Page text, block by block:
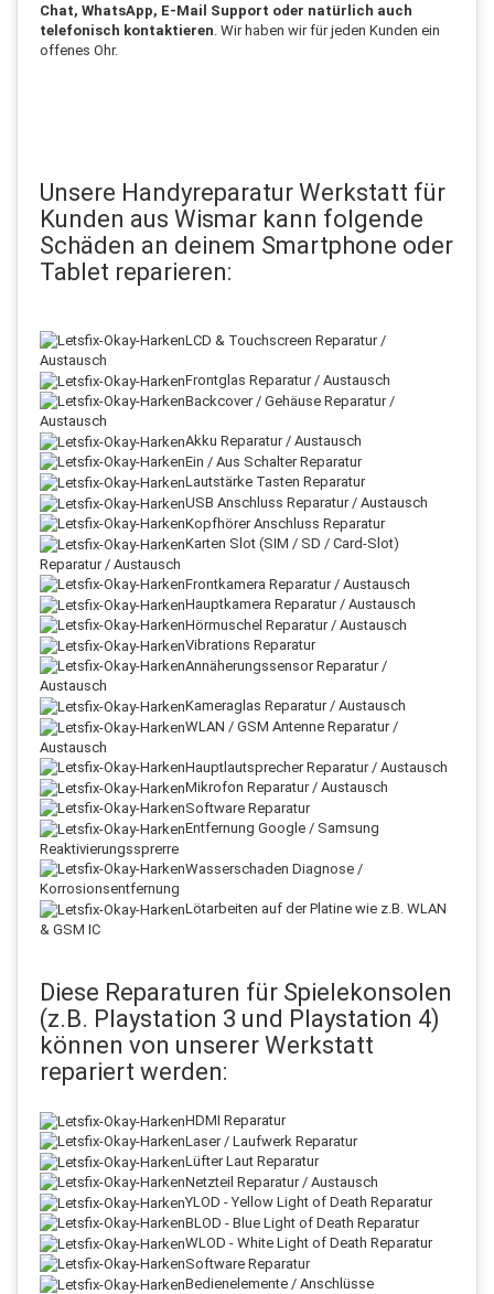
Chat, WhatsApp, E-Mail Support oder natürlich auch
telefonisch kontaktieren . Wir haben wir für jeden Kunden ein
offenes Ohr.
Unsere Handyreparatur Werkstatt für
Kunden aus Wismar kann folgende
Schäden an deinem Smartphone oder
Tablet reparieren:
LCD & Touchscreen Reparatur /
Austausch
Frontglas Reparatur / Austausch
Backcover / Gehäuse Reparatur /
Austausch
Akku Reparatur / Austausch
Ein / Aus Schalter Reparatur
Lautstärke Tasten Reparatur
USB Anschluss Reparatur / Austausch
Kopfhörer Anschluss Reparatur
Karten Slot (SIM / SD / Card-Slot)
Reparatur / Austausch
Frontkamera Reparatur / Austausch
Hauptkamera Reparatur / Austausch
Hörmuschel Reparatur / Austausch
Vibrations Reparatur
Annäherungssensor Reparatur /
Austausch
Kameraglas Reparatur / Austausch
WLAN / GSM Antenne Reparatur /
Austausch
Hauptlautsprecher Reparatur / Austausch
Mikrofon Reparatur / Austausch
Software Reparatur
Entfernung Google / Samsung
Reaktivierungssprerre
Wasserschaden Diagnose /
Korrosionsentfernung
Lötarbeiten auf der Platine wie z.B. WLAN
& GSM IC
Diese Reparaturen für Spielekonsolen
(z.B. Playstation 3 und Playstation 4)
können von unserer Werkstatt
repariert werden:
HDMI Reparatur
Laser / Laufwerk Reparatur
Lüfter Laut Reparatur
Netzteil Reparatur / Austausch
YLOD - Yellow Light of Death Reparatur
BLOD - Blue Light of Death Reparatur
WLOD - White Light of Death Reparatur
Software Reparatur
Bedienelemente / Anschlüsse